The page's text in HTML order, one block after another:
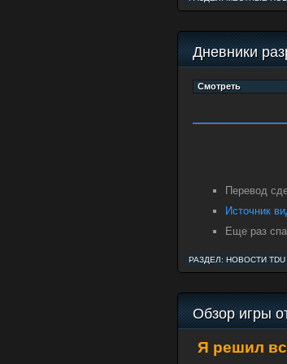
Дневники
Перевод
Источник
Еще раз
РАЗДЕЛ: НОВОСТИ TDU
Обзор игры
Я решил